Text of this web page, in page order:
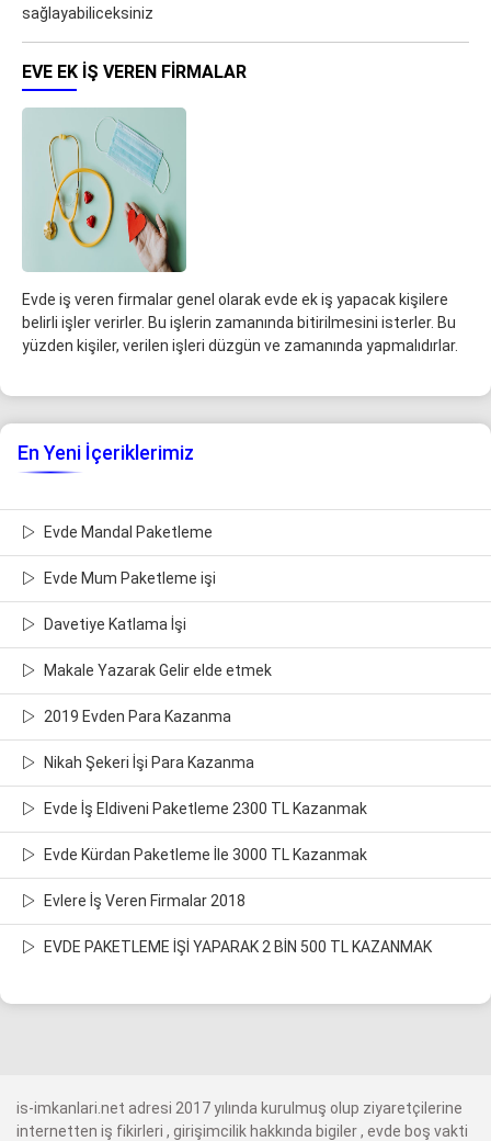
sağlayabiliceksiniz
EVE EK IŞ VEREN FIRMALAR
Evde iş veren firmalar genel olarak evde ek iş yapacak kişilere
belirli işler verirler. Bu işlerin zamanında bitirilmesini isterler. Bu
yüzden kişiler, verilen işleri düzgün ve zamanında yapmalıdırlar.
En Yeni İçeriklerimiz
Evde Mandal Paketleme
Evde Mum Paketleme işi
Davetiye Katlama İşi
Makale Yazarak Gelir elde etmek
2019 Evden Para Kazanma
Nikah Şekeri İşi Para Kazanma
Evde İş Eldiveni Paketleme 2300 TL Kazanmak
Evde Kürdan Paketleme İle 3000 TL Kazanmak
Evlere İş Veren Firmalar 2018
EVDE PAKETLEME İŞİ YAPARAK 2 BİN 500 TL KAZANMAK
is-imkanlari.net adresi 2017 yılında kurulmuş olup ziyaretçilerine
internetten iş fikirleri , girişimcilik hakkında bigiler , evde boş vakti